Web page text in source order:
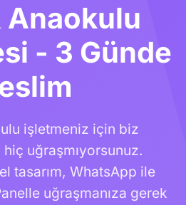
Anaokulu
- 3 Günde
işletmeniz için biz
uğraşmıyorsunuz.
tasarım, WhatsApp ile
uğraşmanıza gerek